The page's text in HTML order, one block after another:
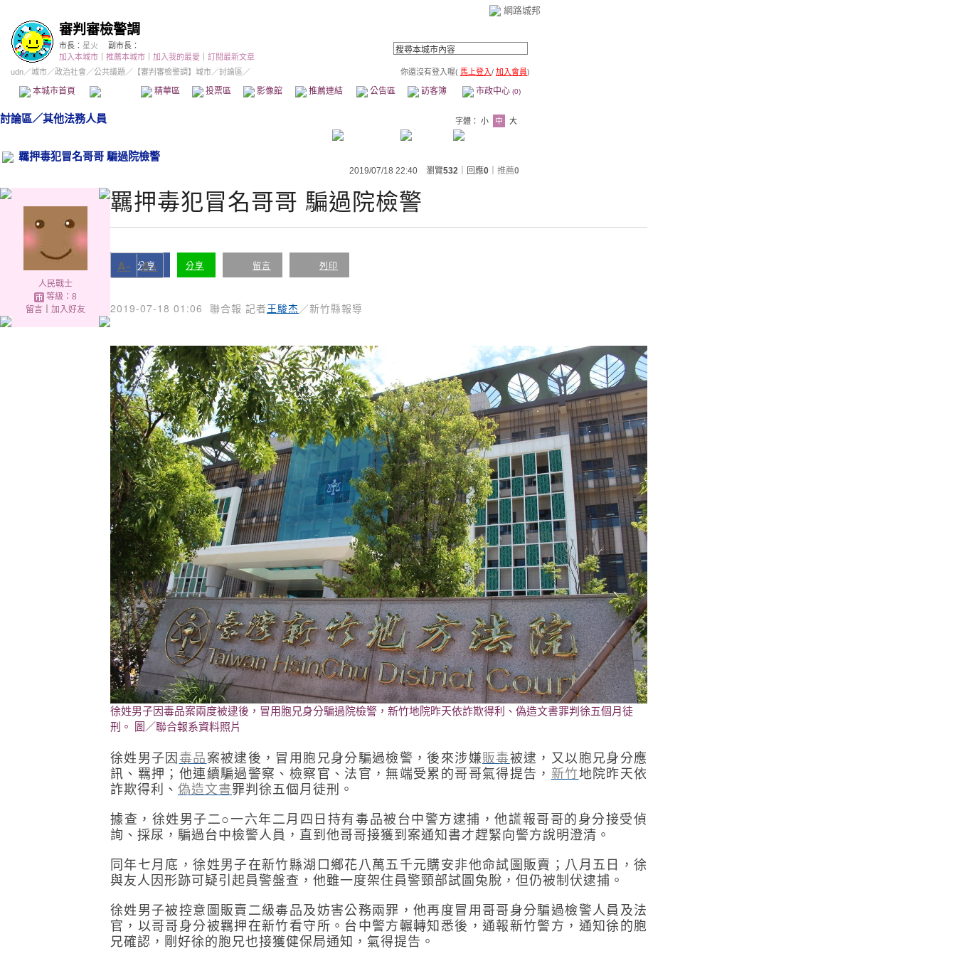
網路城邦
審判審檢警調
市長： 星火
副市長：
加入本城市
推薦本城市 加入我的最愛
訂閱最新文章
udn／城市／政治社會 ／公共議題 ／ 【審判審檢警調】城市／討論區／ 你還沒有登入喔( 馬上登入/ 加入會員)
本城市首頁 精華區 投票區 影像館 推薦連結 公告區 訪客簿 市政中心 (0)
討論區／其他法務人員 字體： 小 中 大
羈押毒犯冒名哥哥 騙過院檢警
2019/07/18 22:40 瀏覽532 ｜回應0 推薦0
人民戰士
等級：8
留言｜ 加入好友
羈押毒犯冒名哥哥 騙過院檢警
分享 分享 留言 列印
A- A+
2019-07-18 01:06 聯合報 記者王駿杰 ／新竹縣報導
徐姓男子因毒品案兩度被逮後，冒用胞兄身分騙過院檢警，新竹地院昨天依詐欺得利、偽造文書罪判徐五個月徒
刑。 圖／聯合報系資料照片
徐姓男子因毒品案被逮後，冒用胞兄身分騙過檢警，後來涉嫌販毒被逮，又以胞兄身分應
訊、羈押；他連續騙過警察、檢察官、法官，無端受累的哥哥氣得提告， 新竹地院昨天依
詐欺得利、 偽造文書罪判徐五個月徒刑。
據查，徐姓男子二○一六年二月四日持有毒品被台中警方逮捕，他謊報哥哥的身分接受偵
詢、採尿，騙過台中檢警人員，直到他哥哥接獲到案通知書才趕緊向警方說明澄清。
同年七月底，徐姓男子在新竹縣湖口鄉花八萬五千元購安非他命試圖販賣；八月五日，徐
與友人因形跡可疑引起員警盤查，他雖一度架住員警頸部試圖兔脫，但仍被制伏逮捕。
徐姓男子被控意圖販賣二級毒品及妨害公務兩罪，他再度冒用哥哥身分騙過檢警人員及法
官，以哥哥身分被羈押在新竹看守所。台中警方輾轉知悉後，通報新竹警方，通知徐的胞
兄確認，剛好徐的胞兄也接獲健保局通知，氣得提告。